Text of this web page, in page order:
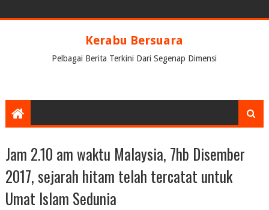
Kerabu Bersuara
Pelbagai Berita Terkini Dari Segenap Dimensi
Jam 2.10 am waktu Malaysia, 7hb Disember
2017, sejarah hitam telah tercatat untuk
Umat Islam Sedunia